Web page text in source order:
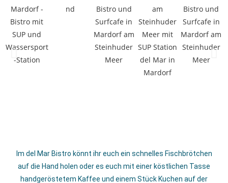
Im del Mar Bistro könnt ihr euch ein schnelles Fischbrötchen
auf die Hand holen oder es euch mit einer köstlichen Tasse
handgeröstetem Kaffee und einem Stück Kuchen auf der